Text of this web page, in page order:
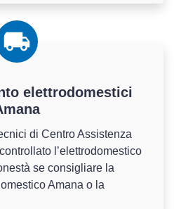
elettrodomestici
di Centro Assistenza
l’elettrodomestico
se consigliare la
Amana o la